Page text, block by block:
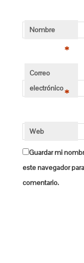
Nombre
*
Correo
electrónico*
Web
Guardar mi
este navegador
comentario.